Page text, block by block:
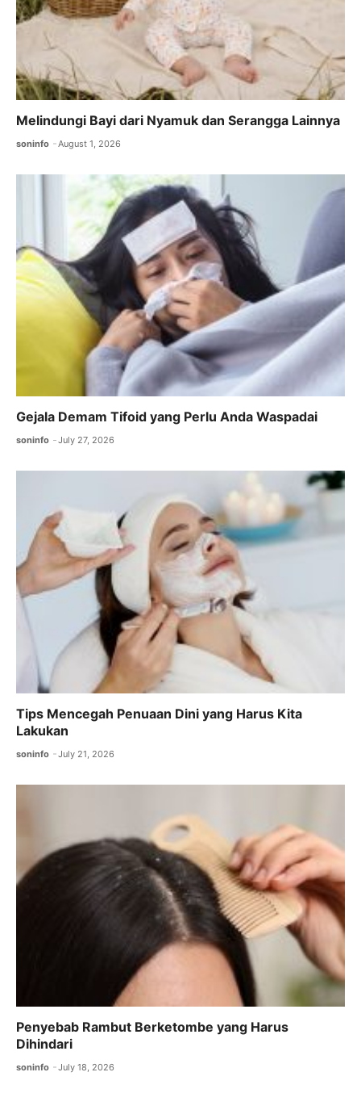
Melindungi Bayi dari Nyamuk dan Serangga Lainnya
soninfo August 1, 2026
Gejala Demam Tifoid yang Perlu Anda Waspadai
soninfo July 27, 2026
Tips Mencegah Penuaan Dini yang Harus Kita
Lakukan
soninfo July 21, 2026
Penyebab Rambut Berketombe yang Harus
Dihindari
soninfo July 18, 2026